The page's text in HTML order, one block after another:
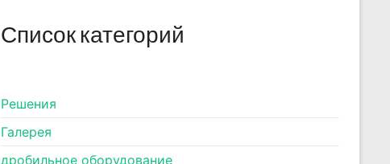
Список категорий
Pешения
Галерея
дробильное оборудование